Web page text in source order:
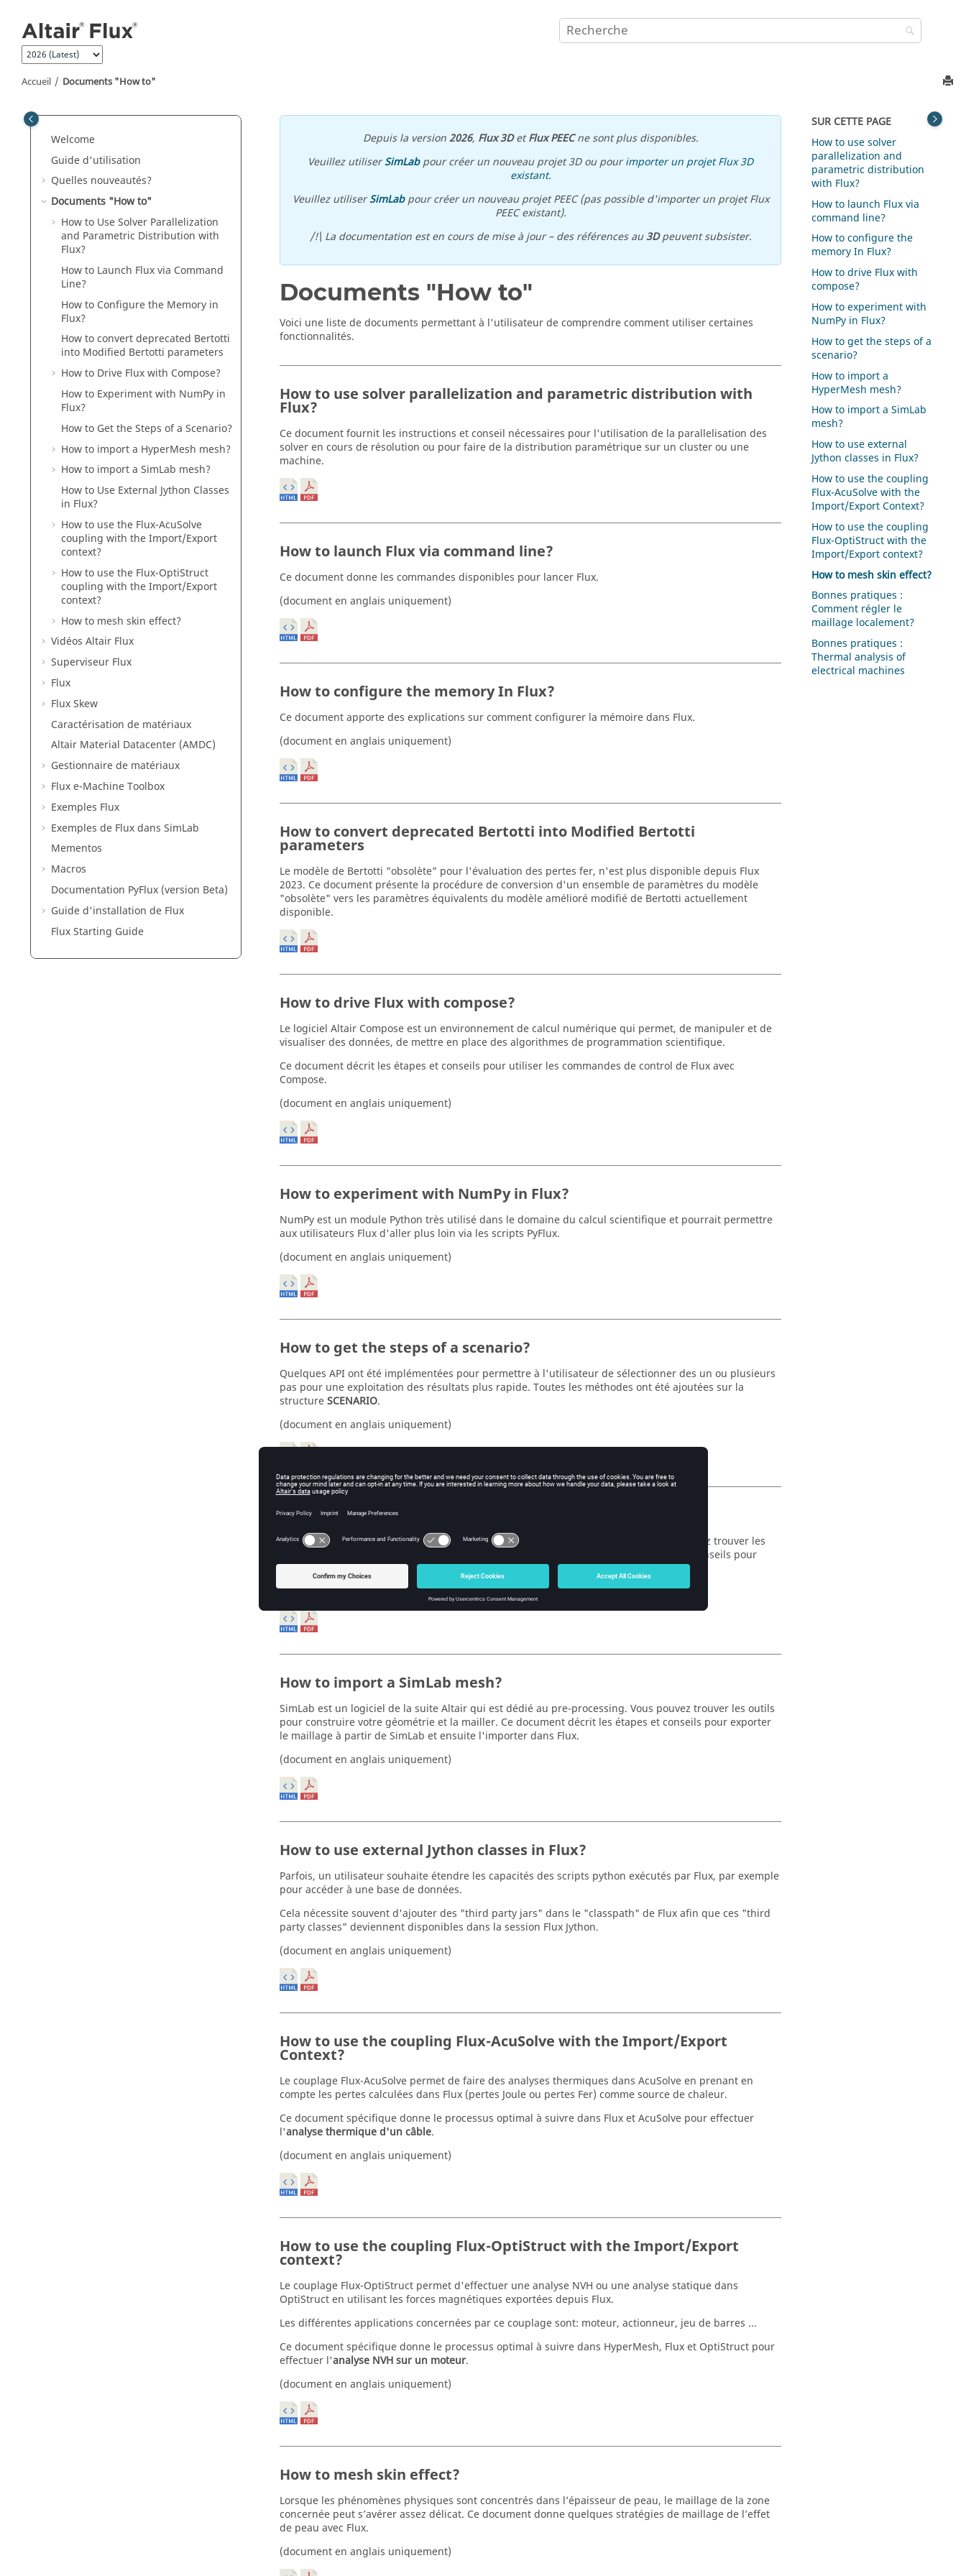
Accueil Documents "How to"
Welcome
Guide d'utilisation
Quelles nouveautés?
Documents "How to"
How to Use Solver Parallelization
and Parametric Distribution with
Flux?
How to Launch Flux via Command
Line?
How to Configure the Memory in
Flux?
How to convert deprecated Bertotti
into Modified Bertotti parameters
How to Drive Flux with Compose?
How to Experiment with NumPy in
Flux?
How to Get the Steps of a Scenario?
How to import a HyperMesh mesh?
How to import a SimLab mesh?
How to Use External Jython Classes
in Flux?
How to use the Flux-AcuSolve
coupling with the Import/Export
context?
How to use the Flux-OptiStruct
coupling with the Import/Export
context?
How to mesh skin effect?
Vidéos Altair Flux
Superviseur Flux
Flux
Flux Skew
Caractérisation de matériaux
Altair Material Datacenter (AMDC)
Gestionnaire de matériaux
Flux e-Machine Toolbox
Exemples Flux
Exemples de Flux dans SimLab
Mementos
Macros
Documentation PyFlux (version Beta)
Guide d'installation de Flux
Flux Starting Guide
Depuis la version2026, Flux 3DetFlux PEECne sont plus disponibles.
Veuillez utiliserSimLabpour créer un nouveau projet 3D ou pourimporter un projet Flux 3D
existant.
Veuillez utiliserSimLabpour créer un nouveau projet PEEC (pas possible d'importer un projet Flux
PEEC existant).
/!\ La documentation est en cours de mise à jour – des références au3Dpeuvent subsister.
Documents "How to"
Voici une liste de documents permettant à l'utilisateur de comprendre comment utiliser certaines
fonctionnalités.
How to use solver parallelization and parametric distribution with
Flux?
Ce document fournit les instructions et conseil nécessaires pour l'utilisation de la parallelisation des
solver en cours de résolution ou pour faire de la distribution paramétrique sur un cluster ou une
machine.
How to launch Flux via command line?
Ce document donne les commandes disponibles pour lancer Flux.
(document en anglais uniquement)
How to configure the memory In Flux?
Ce document apporte des explications sur comment configurer la mémoire dans Flux.
(document en anglais uniquement)
How to convert deprecated Bertotti into Modified Bertotti
parameters
Le modèle de Bertotti "obsolète" pour l'évaluation des pertes fer, n'est plus disponible depuis Flux
2023. Ce document présente la procédure de conversion d'un ensemble de paramètres du modèle
"obsolète" vers les paramètres équivalents du modèle amélioré modifié de Bertotti actuellement
disponible.
How to drive Flux with compose?
Le logiciel Altair Compose est un environnement de calcul numérique qui permet, de manipuler et de
visualiser des données, de mettre en place des algorithmes de programmation scientifique.
Ce document décrit les étapes et conseils pour utiliser les commandes de control de Flux avec
Compose.
(document en anglais uniquement)
How to experiment with NumPy in Flux?
NumPy est un module Python très utilisé dans le domaine du calcul scientifique et pourrait permettre
aux utilisateurs Flux d'aller plus loin via les scripts PyFlux.
(document en anglais uniquement)
How to get the steps of a scenario?
Quelques API ont été implémentées pour permettre à l'utilisateur de sélectionner des un ou plusieurs
pas pour une exploitation des résultats plus rapide. Toutes les méthodes ont été ajoutées sur la
structureSCENARIO.
(document en anglais uniquement)
How to import a HyperMesh mesh?
HyperMesh est un logiciel de la suite Altair qui est dédié au pre-processing. Vous pouvez trouver les
outils pour construire votre géométrie et la mailler. Ce document décrit les étapes et conseils pour
exporter le maillage à partir d'HyperMesh et ensuite l'importer dans Flux.
(document en anglais uniquement)
How to import a SimLab mesh?
SimLab est un logiciel de la suite Altair qui est dédié au pre-processing. Vous pouvez trouver les outils
pour construire votre géométrie et la mailler. Ce document décrit les étapes et conseils pour exporter
le maillage à partir de SimLab et ensuite l'importer dans Flux.
(document en anglais uniquement)
How to use external Jython classes in Flux?
Parfois, un utilisateur souhaite étendre les capacités des scripts python exécutés par Flux, par exemple
pour accéder à une base de données.
Cela nécessite souvent d'ajouter des "third party jars" dans le "classpath" de Flux afin que ces "third
party classes" deviennent disponibles dans la session Flux Jython.
(document en anglais uniquement)
How to use the coupling Flux-AcuSolve with the Import/Export
Context?
Le couplage Flux-AcuSolve permet de faire des analyses thermiques dans AcuSolve en prenant en
compte les pertes calculées dans Flux (pertes Joule ou pertes Fer) comme source de chaleur.
Ce document spécifique donne le processus optimal à suivre dans Flux et AcuSolve pour effectuer
l'analyse thermique d'un câble.
(document en anglais uniquement)
How to use the coupling Flux-OptiStruct with the Import/Export
context?
Le couplage Flux-OptiStruct permet d'effectuer une analyse NVH ou une analyse statique dans
OptiStruct en utilisant les forces magnétiques exportées depuis Flux.
Les différentes applications concernées par ce couplage sont: moteur, actionneur, jeu de barres ...
Ce document spécifique donne le processus optimal à suivre dans HyperMesh, Flux et OptiStruct pour
effectuer l'analyse NVH sur un moteur.
(document en anglais uniquement)
How to mesh skin effect?
Lorsque les phénomènes physiques sont concentrés dans l’épaisseur de peau, le maillage de la zone
concernée peut s’avérer assez délicat. Ce document donne quelques stratégies de maillage de l’effet
de peau avec Flux.
(document en anglais uniquement)
SUR CETTE PAGE
How to use solver
parallelization and
parametric distribution
with Flux?
How to launch Flux via
command line?
How to configure the
memory In Flux?
How to drive Flux with
compose?
How to experiment with
NumPy in Flux?
How to get the steps of a
scenario?
How to import a
HyperMesh mesh?
How to import a SimLab
mesh?
How to use external
Jython classes in Flux?
How to use the coupling
Flux-AcuSolve with the
Import/Export Context?
How to use the coupling
Flux-OptiStruct with the
Import/Export context?
How to mesh skin effect?
Bonnes pratiques :
Comment régler le
maillage localement?
Bonnes pratiques :
Thermal analysis of
electrical machines